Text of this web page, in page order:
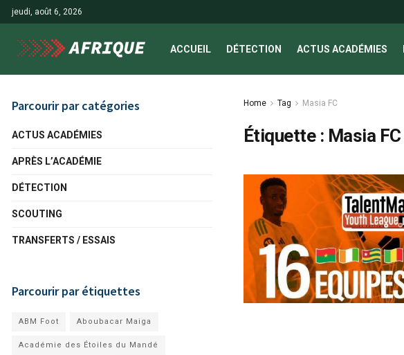
jeudi, août 6, 2026
ACCUEIL DÉTECTION ACTUS ACADÉMIES
Home Tag Masia FC
Étiquette : Masia FC
Parcourir par catégories
ACTUS ACADÉMIES
APRÈS L’ACADÉMIE
DÉTECTION
SCOUTING
TRANSFERTS / ESSAIS
Parcourir par étiquettes
ABM Foot Aboubacar Maiga
Académie des Étoiles du Mandé